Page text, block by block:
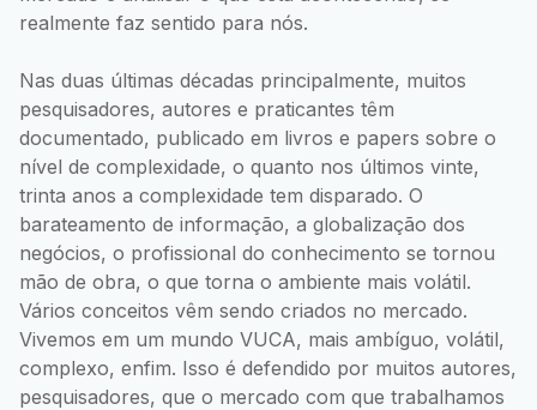
realmente faz sentido para nós.
Nas duas últimas décadas principalmente, muitos
pesquisadores, autores e praticantes têm
documentado, publicado em livros e papers sobre o
nível de complexidade, o quanto nos últimos vinte,
trinta anos a complexidade tem disparado. O
barateamento de informação, a globalização dos
negócios, o profissional do conhecimento se tornou
mão de obra, o que torna o ambiente mais volátil.
Vários conceitos vêm sendo criados no mercado.
Vivemos em um mundo VUCA, mais ambíguo, volátil,
complexo, enfim. Isso é defendido por muitos autores,
pesquisadores, que o mercado com que trabalhamos